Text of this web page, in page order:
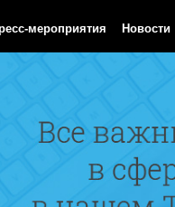
мероприятия Новости